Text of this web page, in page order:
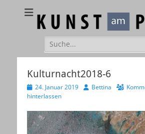
Galerie – Atelier – Kreativ-Events
Suchen
nach:
Kulturnacht2018-6
Veröffentlicht
am
24. Januar 2019 AutorBettina
hinterlassen